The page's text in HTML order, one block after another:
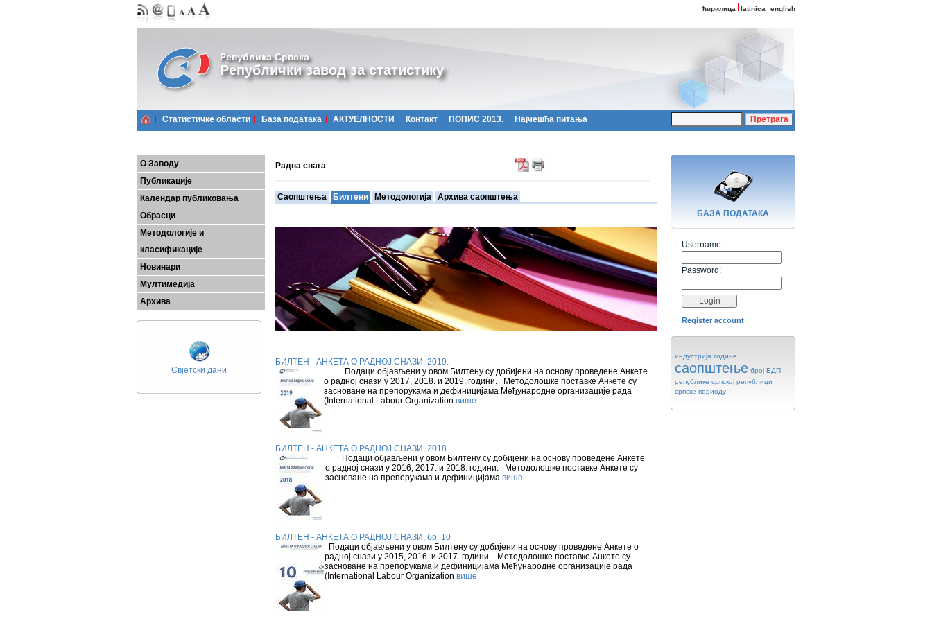
ћирилица latinica english
Република Српска
Републички завод за статистику
Статистичке области Базa података АКТУЕЛНОСТИ Контакт ПОПИС 2013. Најчешћa питања
О Заводу
Публикације
Календар публиковања
Обрасци
Методологије и
класификације
Новинари
Мултимедија
Архива
Свјетски дани
Радна снага
Саопштења Билтени Методологија Архива саопштења
БИЛТЕН - АНКЕТА О РАДНОЈ СНАЗИ, 2019.
Подаци објављени у овом Билтену су добијени на основу проведене Анкете
о радној снази у 2017, 2018. и 2019. години. Методолошке поставке Анкете су
засноване на препорукама и дефиницијама Међународне организације рада
(International Labour Organization више
БИЛТЕН - АНКЕТА О РАДНОЈ СНАЗИ, 2018.
Подаци објављени у овом Билтену су добијени на основу проведене Анкете
о радној снази у 2016, 2017. и 2018. години. Методолошке поставке Анкете су
засноване на препорукама и дефиницијама више
БИЛТЕН - АНКЕТА О РАДНОЈ СНАЗИ, бр. 10
Подаци објављени у овом Билтену су добијени на основу проведене Анкете о
радној снази у 2015, 2016. и 2017. години. Методолошке поставке Анкете су
засноване на препорукама и дефиницијама Међународне организације рада
(International Labour Organization више
БАЗA ПОДАТАКА
Username:
Password:
Register account
индустрија године
саопштење број БДП
републике српској републици
српске периоду